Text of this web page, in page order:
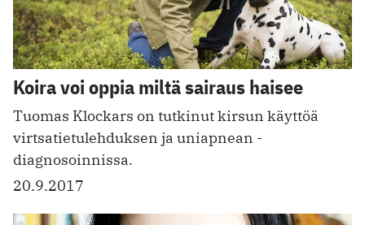
Koira voi oppia miltä sairaus haisee
Tuomas Klockars on tutkinut kirsun käyttöä
virtsatietulehduksen ja uniapnean ­
diagnosoinnissa.
20.9.2017